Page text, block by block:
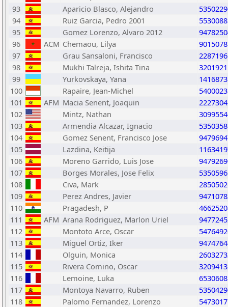
93
Aparicio Blasco, Alejandro
94
Ruiz Garcia, Pedro 2001
95
Gomez Lorenzo, Alvaro 2012
96
ACM Chemaou, Lilya
9015078
97
Grau Sansaloni, Francisco
2287196
98
Mukhi Talreja, Ishita Tina
99
Yurkovskaya, Yana
100
Rapaire, Jean-Michel
5400023
101
AFM Macia Senent, Joaquin
102
Mintz, Nathan
103
Armendia Alcazar, Ignacio
104
Gomez Senent, Francisco Jose
105
Lazdina, Keitija
106
Moreno Garrido, Luis Jose
107
Borges Morales, Jose Felix
108
Civa, Mark
109
Perez Andres, Javier
110
Pragadesh, P
111
AFM Arana Rodriguez, Marlon Uriel
112
Montoto Arce, Oscar
113
Miguel Ortiz, Iker
114
Olguin, Monica
115
Rivera Comino, Oscar
116
Lemoine, Luka
117
Montoya Navarro, Ruben
118
Palomo Fernandez, Lorenzo